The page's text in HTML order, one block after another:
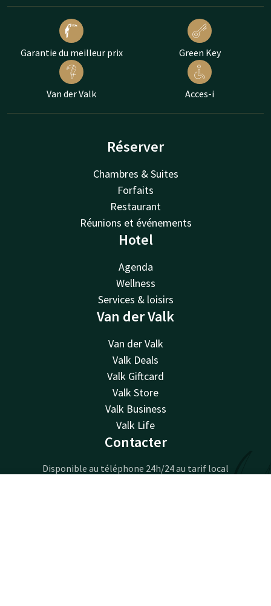
Garantie du meilleur prix Green Key
Van der Valk Acces-i
Réserver
Chambres & Suites
Forfaits
Restaurant
Réunions et événements
Hotel
Agenda
Wellness
Services & loisirs
Van der Valk
Van der Valk
Valk Deals
Valk Giftcard
Valk Store
Valk Business
Valk Life
Contacter
Disponible au téléphone 24h/24 au tarif local